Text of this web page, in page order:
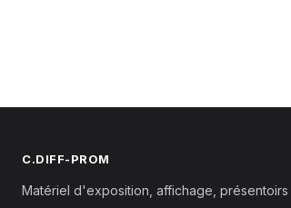
C.DIFF-PROM
Matériel d'exposition, affichage, présentoirs